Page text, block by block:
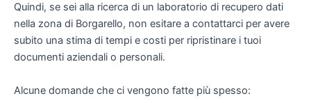
Quindi, se sei alla ricerca di un laboratorio di recupero dati
nella zona di Borgarello, non esitare a contattarci per avere
subito una stima di tempi e costi per ripristinare i tuoi
documenti aziendali o personali.
Alcune domande che ci vengono fatte più spesso: